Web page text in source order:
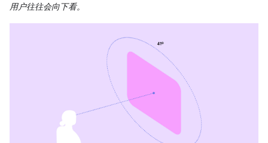
用户往往会向下看。